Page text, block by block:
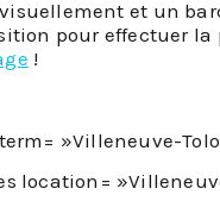
et un
pour effectuer
!
»Villeneuve-
location=